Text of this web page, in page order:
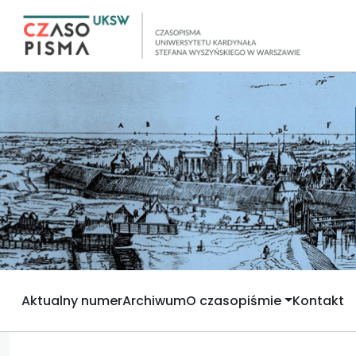
Aktualny numerArchiwumO czasopiśmie Kontakt